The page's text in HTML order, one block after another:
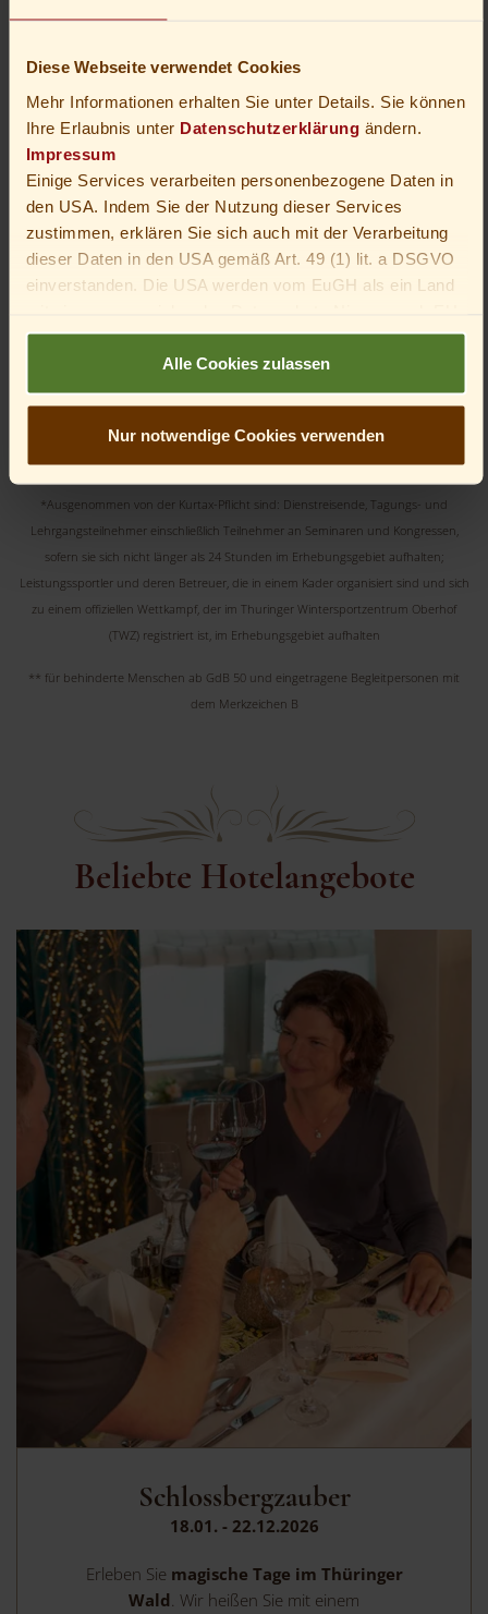
Diese Webseite verwendet Cookies
Mehr Informationen erhalten Sie unter Details. Sie können
Ihre Erlaubnis unter Datenschutzerklärungändern.
Impressum
Einige Services verarbeiten personenbezogene Daten in
den USA. Indem Sie der Nutzung dieser Services
zustimmen, erklären Sie sich auch mit der Verarbeitung
dieser Daten in den USA gemäß Art. 49 (1) lit. a DSGVO
einverstanden. Die USA werden vom EuGH als ein Land
Standards angesehen. Insbesondere besteht das Risiko,
dass die Daten von US-Behörden zu Kontroll- und
Überwachungszwecken verarbeitet werden – unter
Du bist unter 16 Jahre alt? Dann kannst du nicht in
optionale Services einwilligen. Du kannst deine Eltern
Alle Cookies zulassen
Nur notwendige Cookies verwenden
Natürlich beraten wir Sie auch gerne telefonisch
Alle Preise gelten zuzüglichKurtaxe* der Stadt
Oberhof
Erwachsener pro Tag: € 3,00
Kinder (7-16 Jahre) pro Tag: € 1,50
Schwerbehinderte** pro Tag: € 1,50
personalisierte Gästekarte, mit der Sie jede Menge
Urlaubs-Zusatzleistungen gratis oder vergünstigt
erhalten.
*Ausgenommen von der Kurtax-Pflicht sind: Dienstreisende, Tagungs- und
Lehrgangsteilnehmer einschließlich Teilnehmer an Seminaren und Kongressen,
sofern sie sich nicht länger als 24 Stunden im Erhebungsgebiet aufhalten;
Leistungssportler und deren Betreuer, die in einem Kader organisiert sind und sich
zu einem offiziellen Wettkampf, der im Thuringer Wintersportzentrum Oberhof
(TWZ) registriert ist, im Erhebungsgebiet aufhalten
** für behinderte Menschen ab GdB 50 und eingetragene Begleitpersonen mit
dem Merkzeichen B
Beliebte Hotelangebote
Schlossbergzauber
18.01. - 22.12.2026
Erleben Sie magische Tage im Thüringer
Wald. Wir heißen Sie mit einem